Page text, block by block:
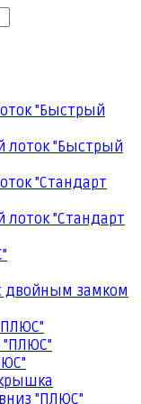
"Быстрый
лоток "Быстрый
"Стандарт
"Стандарт
двойным замком
"ПЛЮС"
"ПЛЮС"